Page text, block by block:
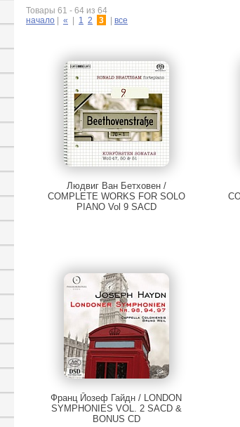
Товары 61 - 64 из 64
начало
« 1 2 3 все
Людвиг Ван Бетховен /
COMPLETE WORKS FOR SOLO
PIANO Vol 9 SACD
Франц Йозеф Гайдн / LONDON
SYMPHONIES VOL. 2 SACD &
BONUS CD